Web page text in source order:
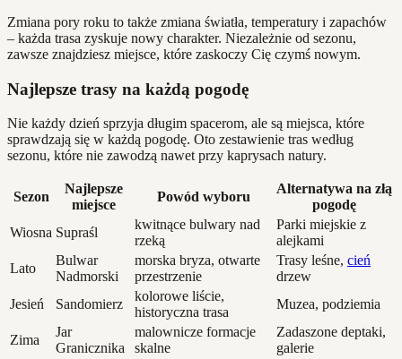
Zmiana pory roku to także zmiana światła, temperatury i zapachów
– każda trasa zyskuje nowy charakter. Niezależnie od sezonu,
zawsze znajdziesz miejsce, które zaskoczy Cię czymś nowym.
Najlepsze trasy na każdą pogodę
Nie każdy dzień sprzyja długim spacerom, ale są miejsca, które
sprawdzają się w każdą pogodę. Oto zestawienie tras według
sezonu, które nie zawodzą nawet przy kaprysach natury.
Sezon
Najlepsze
miejsce
Powód wyboru
Alternatywa na złą
pogodę
Wiosna Supraśl
kwitnące bulwary nad
rzeką
Parki miejskie z
alejkami
Lato
Bulwar
Nadmorski
morska bryza, otwarte
przestrzenie
Trasy leśne, cień
drzew
Jesień
Sandomierz
kolorowe liście,
historyczna trasa
Muzea, podziemia
Zima
Jar
Granicznika
malownicze formacje
skalne
Zadaszone deptaki,
galerie